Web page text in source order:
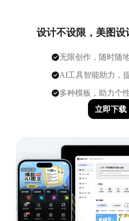
设计不设限，美图设
无限创作，随时随
AI工具智能助力，
多种模板，助力个
立即下载